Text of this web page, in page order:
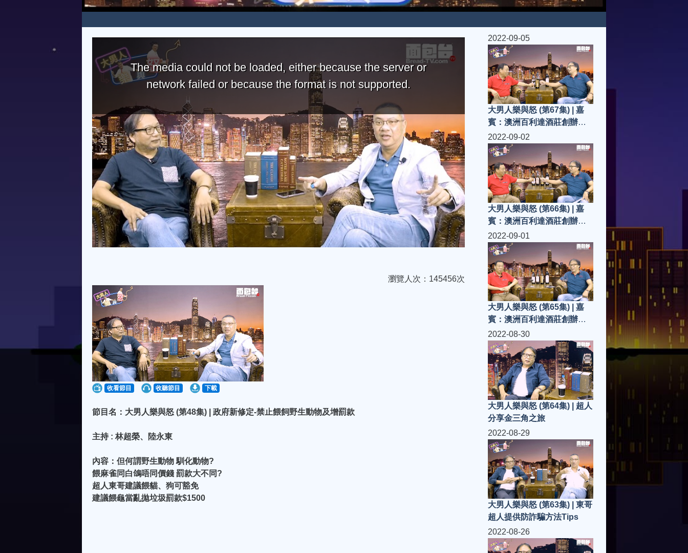
The media could not be loaded, either because the server or
network failed or because the format is not supported.
瀏覽人次：145456次
收看節目 收聽節目 下載
節目名：大男人樂與怒 (第48集) | 政府新修定-禁止餵飼野生動物及增罰款
主持 : 林超榮、陸永東
內容：但何謂野生動物 馴化動物?
餵麻雀同白鴿唔同價錢 罰款大不同?
超人東哥建議餵貓、狗可豁免
建議餵龜當亂拋垃圾罰款$1500
2022-09-05
大男人樂與怒 (第67集) | 嘉
賓：澳洲百利達酒莊創辦人
兼董事長-黃特平先生(Jacky)
2022-09-02
大男人樂與怒 (第66集) | 嘉
賓：澳洲百利達酒莊創辦人
兼董事長-黃特平先生(Jacky)
2022-09-01
大男人樂與怒 (第65集) | 嘉
賓：澳洲百利達酒莊創辦人
兼董事長-黃特平先生(Jacky)
2022-08-30
大男人樂與怒 (第64集) | 超人
分享金三角之旅
2022-08-29
大男人樂與怒 (第63集) | 東哥
超人提供防詐騙方法Tips
2022-08-26